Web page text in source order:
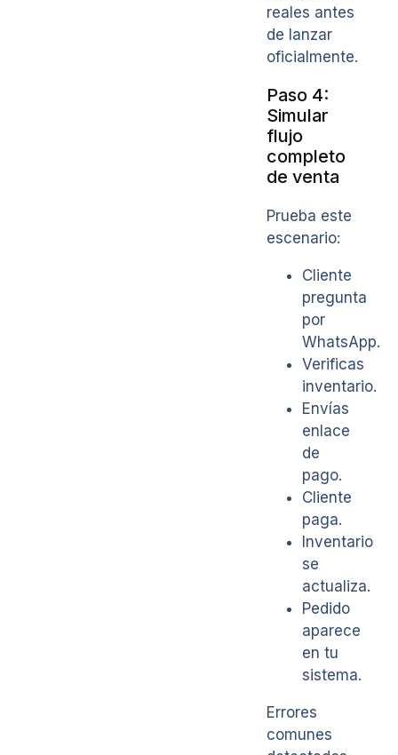
reales antes
de lanzar
oficialmente.
Paso 4:
Simular
flujo
completo
de venta
Prueba este
escenario:
Cliente
pregunta
por
WhatsApp.
Verificas
inventario.
Envías
enlace
de
pago.
Cliente
paga.
Inventario
se
actualiza.
Pedido
aparece
en tu
sistema.
Errores
comunes